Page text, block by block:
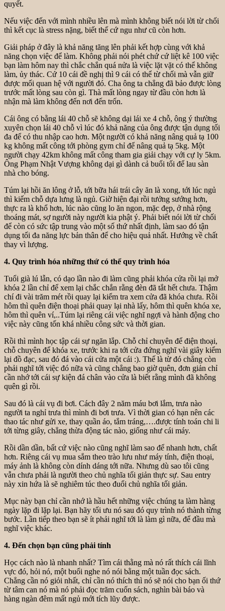
quyết.
Nếu việc đến với mình nhiều lên mà mình không biết nói lời từ chối
thì kết cục là stress nặng, biết thế cứ ngu như cũ còn hơn.
Giải pháp ở đây là khả năng tăng lên phải kết hợp cùng với khả
năng chọn việc để làm. Không phải nói phét chứ cứ liệt kê 100 việc
bạn làm hôm nay thì chắc chắn quá nửa là việc lặt vặt có thể không
làm, ủy thác. Cứ 10 cái đề nghị thì 9 cái có thể từ chối mà vẫn giữ
được mối quan hệ với người đó. Cha ông ta chẳng đã bảo được lòng
trước mất lòng sau còn gì. Thà mất lòng ngay từ đầu còn hơn là
nhận mà làm không đến nơi đến trốn.
Cái ông có bằng lái 40 chỗ sẽ không dại lái xe 4 chỗ, ông ý thường
xuyên chọn lái 40 chỗ vì lúc đó khả năng của ông được tận dụng tối
đa để có thu nhập cao hơn. Một người có khả năng nâng quả tạ 100
kg không mất công tới phòng gym chỉ để nâng quả tạ 5kg. Một
người chạy 42km không mất công tham gia giải chạy với cự ly 5km.
Ông Phạm Nhật Vượng không dại gì dành cả buổi tối để lau sàn
nhà cho bóng.
Túm lại hồi ăn lông ở lỗ, tới bữa hái trái cây ăn là xong, tới lúc ngủ
thì kiếm chỗ dựa lưng là ngủ. Giờ hiện đại rồi tưởng sướng hơn,
thực ra là khổ hơn, lúc nào cũng lo ăn ngon, mặc đẹp, ở nhà rộng
thoáng mát, sợ người này người kia phật ý. Phải biết nói lời từ chối
để còn có sức tập trung vào một số thứ nhất định, làm sao đó tận
dụng tối đa năng lực bản thân để cho hiệu quả nhất. Hướng về chất
thay vì lượng.
4. Quy trình hóa những thứ có thể quy trình hóa
Tuổi già lú lẫn, có dạo lần nào đi làm cũng phải khóa cửa rồi lại mở
khóa 2 lần chỉ để xem lại chắc chắn rằng đèn đã tắt hết chưa. Thậm
chí đi vài trăm mét rồi quay lại kiểm tra xem cửa đã khóa chưa. Rồi
hôm thì quên điện thoại phải quay lại nhà lấy, hôm thì quên khóa xe,
hôm thì quên ví,..Túm lại riêng cái việc nghĩ ngợi và hành động cho
việc này cũng tốn khá nhiều công sức và thời gian.
Rồi thì mình học tập cái sự ngăn lắp. Chỗ chỉ chuyên để điện thoại,
chỗ chuyên để khóa xe, trước khi ra tới cửa đứng nghĩ vài giây kiểm
lại đồ đạc, sau đó đá vào cái cửa một cái :). Thế là từ đó chẳng còn
phải nghĩ tới việc đó nữa và cũng chẳng bao giờ quên, đơn giản chỉ
cần nhớ tới cái sự kiện đá chân vào cửa là biết rằng mình đã không
quên gì rồi.
Sau đó là cái vụ đi bơi. Cách đây 2 năm máu bơi lắm, trưa nào
người ta nghỉ trưa thì mình đi bơi trưa. Vì thời gian có hạn nên các
thao tác như gửi xe, thay quần áo, tắm tráng,….được tính toán chi li
tới từng giây, chẳng thừa động tác nào, giống như cái máy.
Rồi dần dần, bất cứ việc nào cũng nghĩ làm sao để nhanh hơn, chất
hơn. Riêng cái vụ mua sắm theo trào lưu như máy tính, điện thoại,
máy ảnh là không còn dính dáng tới nữa. Nhưng dù sao tôi cũng
vẫn chưa phải là người theo chủ nghĩa tối giản thực sự. Sau entry
này xin hứa là sẽ nghiêm túc theo đuổi chủ nghĩa tối giản.
Mục này bạn chỉ cần nhớ là hầu hết những việc chúng ta làm hàng
ngày lặp đi lặp lại. Bạn hãy tối ưu nó sau đó quy trình nó thành từng
bước. Lần tiếp theo bạn sẽ ít phải nghĩ tới là làm gì nữa, để đầu mà
nghĩ việc khác.
4. Đến chọn bạn cũng phải tính
Học cách nào là nhanh nhất? Tìm cái thằng mà nó rất thích cái lĩnh
vực đó, hỏi nó, một buổi nghe nó nói bằng một tuần đọc sách.
Chẳng cần nó giỏi nhất, chỉ cần nó thích thì nó sẽ nói cho bạn ối thứ
từ tâm can nó mà nó phải đọc trăm cuốn sách, nghìn bài báo và
hàng ngàn đêm mất ngủ mới tích lũy được.